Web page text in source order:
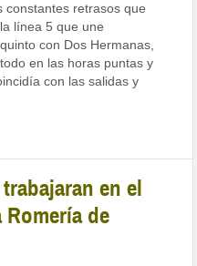
constantes retrasos que
línea 5 que une
con Dos Hermanas,
en las horas puntas y
con las salidas y
en el
de